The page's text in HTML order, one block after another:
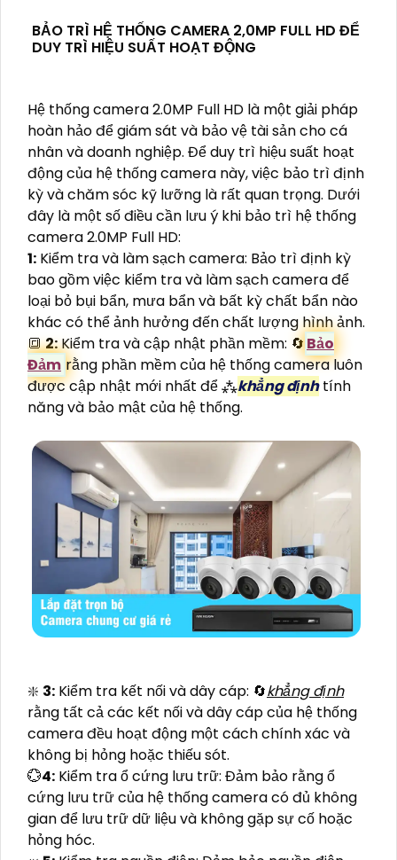
BẢO TRÌ HỆ THỐNG CAMERA 2,0MP FULL HD ĐỂ
DUY TRÌ HIỆU SUẤT HOẠT ĐỘNG
Hệ thống camera 2.0MP Full HD là một giải pháp
hoàn hảo để giám sát và bảo vệ tài sản cho cá
nhân và doanh nghiệp. Để duy trì hiệu suất hoạt
động của hệ thống camera này, việc bảo trì định
kỳ và chăm sóc kỹ lưỡng là rất quan trọng. Dưới
đây là một số điều cần lưu ý khi bảo trì hệ thống
camera 2.0MP Full HD:
1: Kiểm tra và làm sạch camera: Bảo trì định kỳ
bao gồm việc kiểm tra và làm sạch camera để
loại bỏ bụi bẩn, mưa bẩn và bất kỳ chất bẩn nào
khác có thể ảnh hưởng đến chất lượng hình ảnh.
🔳2:Kiểm tra và cập nhật phần mềm: 🔄 Bảo
Đảm rằng phần mềm của hệ thống camera luôn
được cập nhật mới nhất để ⁂khẳng địnhtính
năng và bảo mật của hệ thống.
❇️ 3: Kiểm tra kết nối và dây cáp: 🔄khẳng định
rằng tất cả các kết nối và dây cáp của hệ thống
camera đều hoạt động một cách chính xác và
không bị hỏng hoặc thiếu sót.
💮4: Kiểm tra ổ cứng lưu trữ: Đảm bảo rằng ổ
cứng lưu trữ của hệ thống camera có đủ không
gian để lưu trữ dữ liệu và không gặp sự cố hoặc
hỏng hóc.